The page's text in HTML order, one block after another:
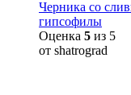
Черника со
гипсофилы
Оценка 5 из 5
от shatrograd